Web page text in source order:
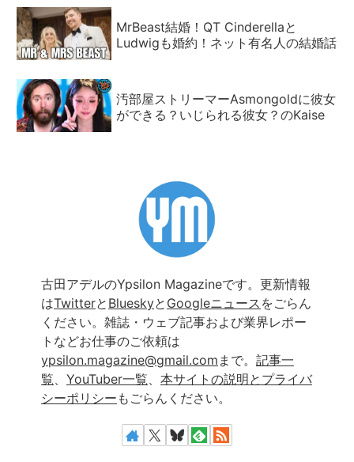
MrBeast結婚！QT Cinderellaと
Ludwigも婚約！ネット有名人の結婚話
汚部屋ストリーマーAsmongoldに彼女
ができる？いじられる彼女？のKaise
古田アデルのYpsilon Magazineです。更新情報
はTwitterと Blueskyと Googleニュース をごらん
ください。雑誌・ウェブ記事および業界レポー
トなどお仕事のご依頼は
ypsilon.magazine@gmail.com まで。 記事一
覧、 YouTuber一覧、 本サイトの説明とプライバ
シーポリシー もごらんください。